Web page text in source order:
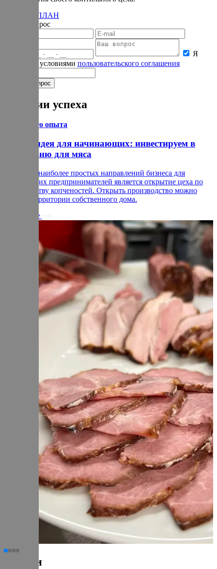
БИЗНЕС-ПЛАН
Задать вопрос
Я
согласен с условиями пользовательского соглашения
Истории успеха
Из личного опыта
Бизнес-идея для начинающих: инвестируем в
коптильню для мяса
Одним из наиболее простых направлений бизнеса для
начинающих предпринимателей является открытие цеха по
производству копченостей. Открыть производство можно
даже на территории собственного дома.
Подробнее
Статьи